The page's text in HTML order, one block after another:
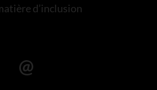
d’inclusion